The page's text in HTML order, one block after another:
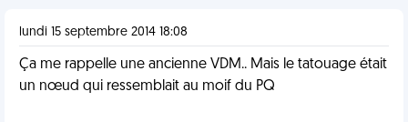
lundi 15 septembre 2014 18:08
Ça me rappelle une ancienne VDM.. Mais le tatouage était
un nœud qui ressemblait au moif du PQ